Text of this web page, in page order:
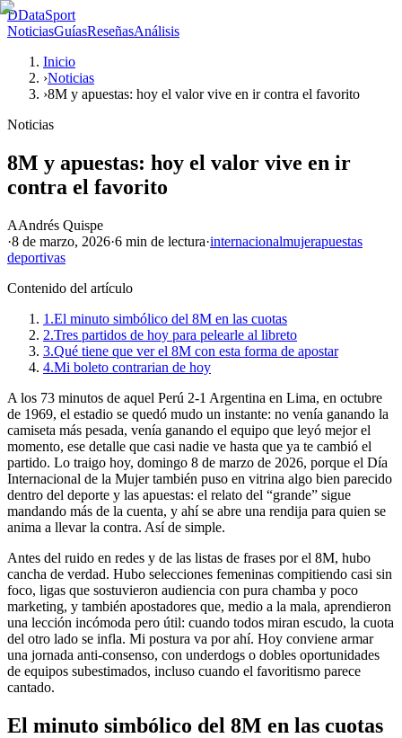
DDataSport
NoticiasGuíasReseñasAnálisis
Inicio
›Noticias
›8M y apuestas: hoy el valor vive en ir contra el favorito
Noticias
8M y apuestas: hoy el valor vive en ir
contra el favorito
AAndrés Quispe
·8 de marzo, 2026·6 min de lectura·internacionalmujerapuestas
deportivas
Contenido del artículo
1.El minuto simbólico del 8M en las cuotas
2.Tres partidos de hoy para pelearle al libreto
3.Qué tiene que ver el 8M con esta forma de apostar
4.Mi boleto contrarian de hoy
A los 73 minutos de aquel Perú 2-1 Argentina en Lima, en octubre
de 1969, el estadio se quedó mudo un instante: no venía ganando la
camiseta más pesada, venía ganando el equipo que leyó mejor el
momento, ese detalle que casi nadie ve hasta que ya te cambió el
partido. Lo traigo hoy, domingo 8 de marzo de 2026, porque el Día
Internacional de la Mujer también puso en vitrina algo bien parecido
dentro del deporte y las apuestas: el relato del “grande” sigue
mandando más de la cuenta, y ahí se abre una rendija para quien se
anima a llevar la contra. Así de simple.
Antes del ruido en redes y de las listas de frases por el 8M, hubo
cancha de verdad. Hubo selecciones femeninas compitiendo casi sin
foco, ligas que sostuvieron audiencia con pura chamba y poco
marketing, y también apostadores que, medio a la mala, aprendieron
una lección incómoda pero útil: cuando todos miran escudo, la cuota
del otro lado se infla. Mi postura va por ahí. Hoy conviene armar
una jornada anti-consenso, con underdogs o dobles oportunidades
de equipos subestimados, incluso cuando el favoritismo parece
cantado.
El minuto simbólico del 8M en las cuotas